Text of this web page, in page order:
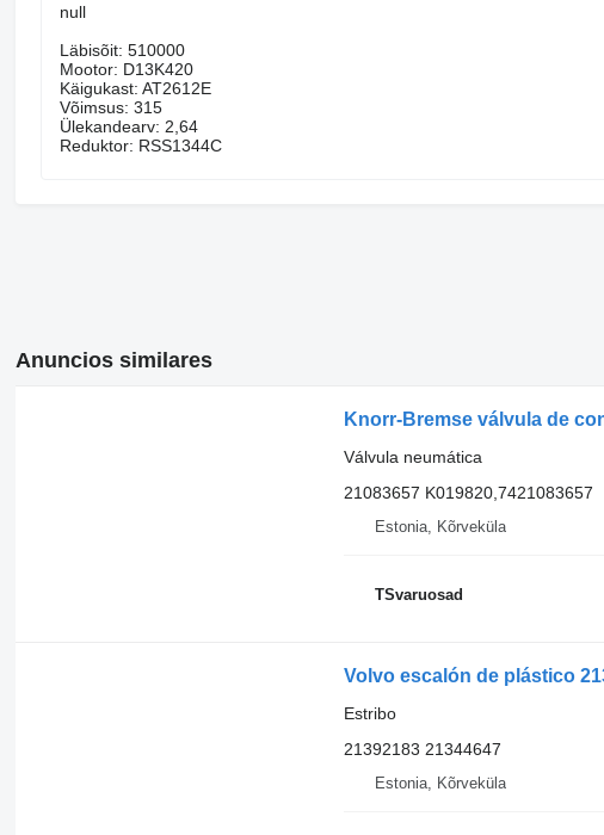
null
Läbisõit: 510000
Mootor: D13K420
Käigukast: AT2612E
Võimsus: 315
Ülekandearv: 2,64
Reduktor: RSS1344C
Anuncios similares
Knorr-Bremse válvula de
Válvula neumática
21083657 K019820,7421083657
Estonia, Kõrveküla
TSvaruosad
Volvo escalón de plástico
Estribo
21392183 21344647
Estonia, Kõrveküla